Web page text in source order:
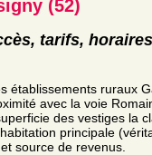
(52)
tarifs, horaires
établissements ruraux
avec la voie
des vestiges la
principale
source de revenus.